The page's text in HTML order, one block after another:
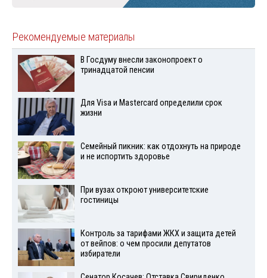
Рекомендуемые материалы
В Госдуму внесли законопроект о
тринадцатой пенсии
Для Visа и Mastercard определили срок
жизни
Семейный пикник: как отдохнуть на природе
и не испортить здоровье
При вузах откроют университетские
гостиницы
Контроль за тарифами ЖКХ и защита детей
от вейпов: о чем просили депутатов
избиратели